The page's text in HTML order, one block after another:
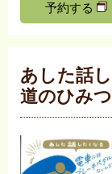
予約する
あした話
道のひみつ